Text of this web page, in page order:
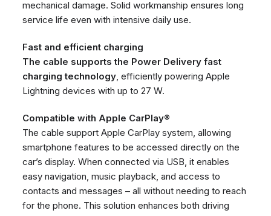
mechanical damage. Solid workmanship ensures long
service life even with intensive daily use.
Fast and efficient charging
The cable supports the Power Delivery fast
charging technology , efficiently powering Apple
Lightning devices with up to 27 W.
Compatible with Apple CarPlay®
The cable support Apple CarPlay system, allowing
smartphone features to be accessed directly on the
car’s display. When connected via USB, it enables
easy navigation, music playback, and access to
contacts and messages – all without needing to reach
for the phone. This solution enhances both driving